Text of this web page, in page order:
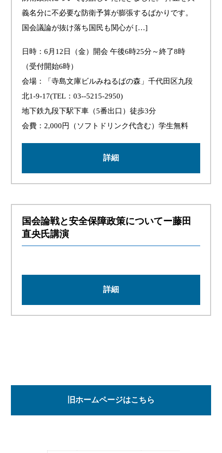
義名分に不必要な防衛予算が膨張するばかりです。
国会議論が抜け落ち国民も関心が […]
日時：6月12日（金）開会 午後6時25分～終了8時
（受付開始6時）
会場：「寺島文庫ビルみねるばの森」千代田区九段
北1-9-17(TEL：03--5215-2950)
地下鉄九段下駅下車（5番出口）徒歩3分
会費：2,000円（ソフトドリンク代含む）学生無料
詳細
国会論戦と安全保障政策についてー藤田
直央氏講演
詳細
旧ホームページはこちら